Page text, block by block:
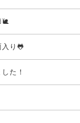
入り🐸
た！